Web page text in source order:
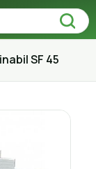
SF 45